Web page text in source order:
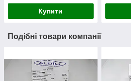
Купити
Подібні товари компанії